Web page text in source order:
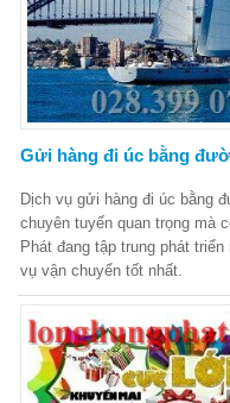
Gửi hàng đi úc bằng
Dịch vụ gửi hàng đi úc bằng
chuyên tuyến quan trọng mà
Phát đang tập trung phát
vụ vận chuyển tốt nhất.